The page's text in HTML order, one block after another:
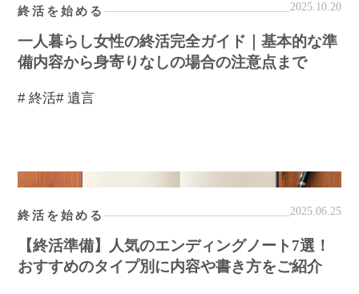
終活を始める 2025.10.20
一人暮らし女性の終活完全ガイド｜基本的な準
備内容から身寄りなしの場合の注意点まで
# 終活# 遺言
終活を始める 2025.06.25
【終活準備】人気のエンディングノート7選！
おすすめのタイプ別に内容や書き方をご紹介